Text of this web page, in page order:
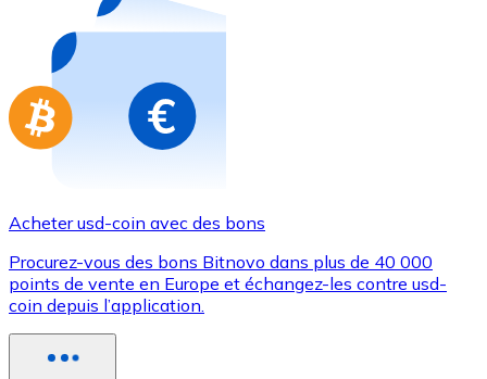
Achetez des cartes-cadeaux de vos marques
Aller à la boutique de cartes-cadeaux
Acheter usd-coin avec des bons
Procurez-vous des bons Bitnovo dans plus de 40 000
points de vente en Europe et échangez-les contre usd-
coin depuis l’application.